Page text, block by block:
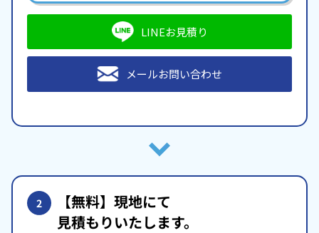
LINEお見積り
メールお問い合わせ
2 【無料】現地にて
見積もりいたします。